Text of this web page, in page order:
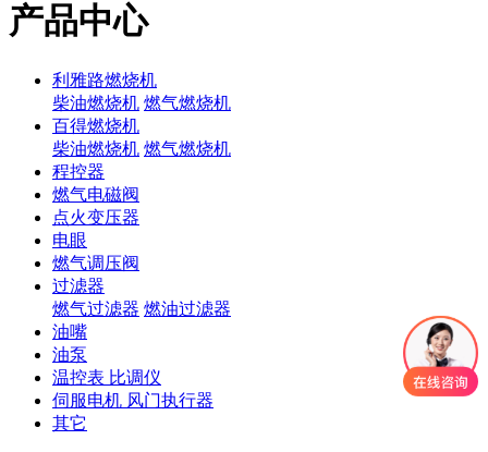
产品中心
利雅路燃烧机
柴油燃烧机 燃气燃烧机
百得燃烧机
柴油燃烧机 燃气燃烧机
程控器
燃气电磁阀
点火变压器
电眼
燃气调压阀
过滤器
燃气过滤器 燃油过滤器
油嘴
油泵
温控表 比调仪
伺服电机 风门执行器
其它